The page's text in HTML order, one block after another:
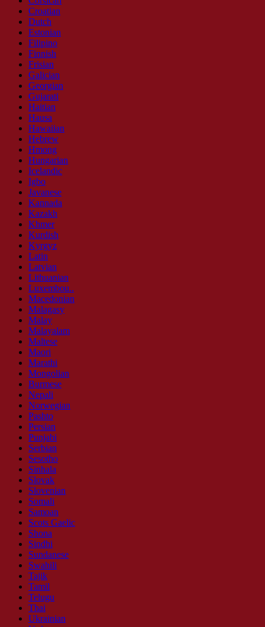
Croatian
Dutch
Estonian
Filipino
Finnish
Frisian
Galician
Georgian
Gujarati
Haitian
Hausa
Hawaiian
Hebrew
Hmong
Hungarian
Icelandic
Igbo
Javanese
Kannada
Kazakh
Khmer
Kurdish
Kyrgyz
Latin
Latvian
Lithuanian
Luxembou..
Macedonian
Malagasy
Malay
Malayalam
Maltese
Maori
Marathi
Mongolian
Burmese
Nepali
Norwegian
Pashto
Persian
Punjabi
Serbian
Sesotho
Sinhala
Slovak
Slovenian
Somali
Samoan
Scots Gaelic
Shona
Sindhi
Sundanese
Swahili
Tajik
Tamil
Telugu
Thai
Ukrainian